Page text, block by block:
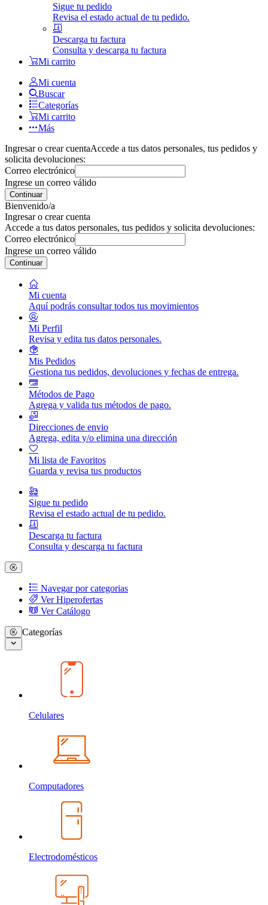
Sigue tu pedido
Revisa el estado actual de tu pedido.
Descarga tu factura
Consulta y descarga tu factura
Mi carrito
Mi cuenta
Buscar
Categorías
Mi carrito
Más
Ingresar o crear cuentaAccede a tus datos personales, tus pedidos y
solicita devoluciones:
Correo electrónico
Ingrese un correo válido
Continuar
Bienvenido/a
Ingresar o crear cuenta
Accede a tus datos personales, tus pedidos y solicita devoluciones:
Correo electrónico
Ingrese un correo válido
Continuar
Mi cuenta
Aquí podrás consultar todos tus movimientos
Mi Perfil
Revisa y edita tus datos personales.
Mis Pedidos
Gestiona tus pedidos, devoluciones y fechas de entrega.
Métodos de Pago
Agrega y valida tus métodos de pago.
Direcciones de envio
Agrega, edita y/o elimina una dirección
Mi lista de Favoritos
Guarda y revisa tus productos
Sigue tu pedido
Revisa el estado actual de tu pedido.
Descarga tu factura
Consulta y descarga tu factura
Navegar por categorias
Ver Hiperofertas
Ver Catálogo
Categorías
Celulares
Computadores
Electrodomésticos